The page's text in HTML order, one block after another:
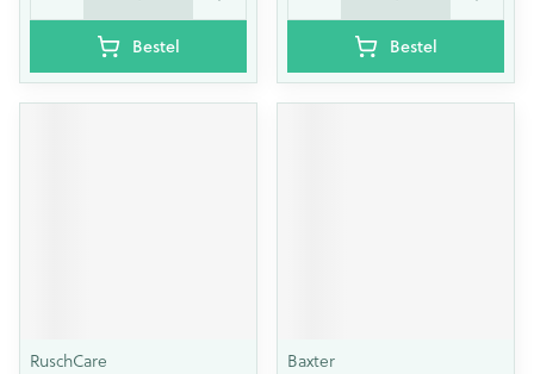
Bestel Bestel
RuschCare Baxter